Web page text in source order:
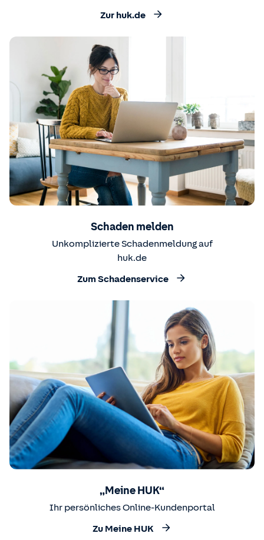
Zur huk.de
Schaden melden
Unkomplizierte Schadenmeldung auf
huk.de
Zum Schadenservice
„Meine HUK“
Ihr persönliches Online-Kundenportal
Zu Meine HUK